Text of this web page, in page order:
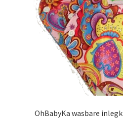
OhBabyKa wasbare